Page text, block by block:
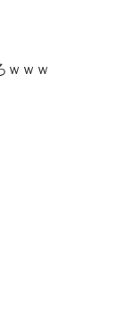
ｗｗｗ